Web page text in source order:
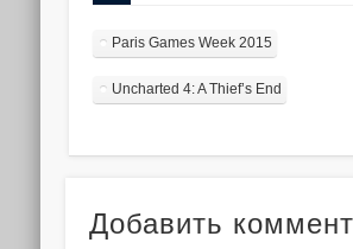
Paris Games Week 2015
Uncharted 4: A Thief’s End
Добавить